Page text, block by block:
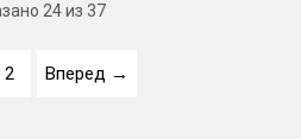
24из 37
2 Вперед →